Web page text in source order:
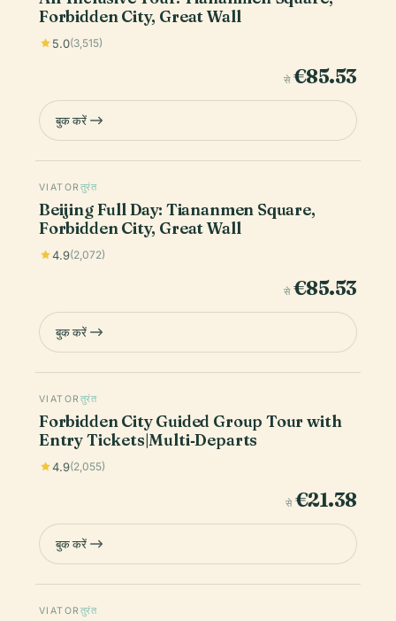
Forbidden City, Great Wall
5.0(3,515)
से €85.53
बुक करें
VIATOR तुरंत
Beijing Full Day: Tiananmen Square,
Forbidden City, Great Wall
4.9(2,072)
से €85.53
बुक करें
VIATOR तुरंत
Forbidden City Guided Group Tour with
Entry Tickets|Multi‑Departs
4.9(2,055)
से €21.38
बुक करें
VIATOR तुरंत